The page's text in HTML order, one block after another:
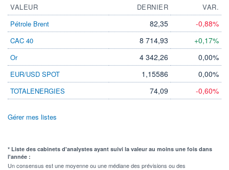
VALEUR DERNIER
VAR.
Pétrole Brent
82,35 -0,88%
CAC 40 8 714,93 +0,17%
Or 4 342,26 0,00%
EUR/USD SPOT 1,15586 0,00%
TOTALENERGIES 74,09 -0,60%
Gérer mes listes
* Liste des cabinets d'analystes ayant suivi la valeur au moins une fois dans
l'année :
Un consensus est une moyenne ou une médiane des prévisions ou des